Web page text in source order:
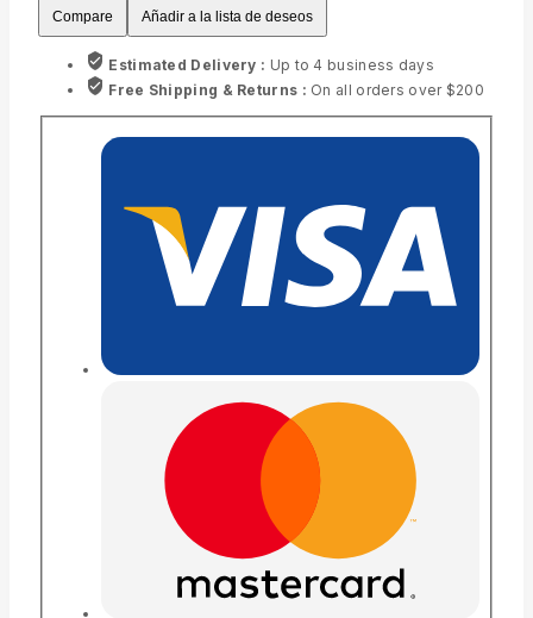
Compare Añadir a la lista de deseos
Estimated Delivery : Up to 4 business days
Free Shipping & Returns : On all orders over $200